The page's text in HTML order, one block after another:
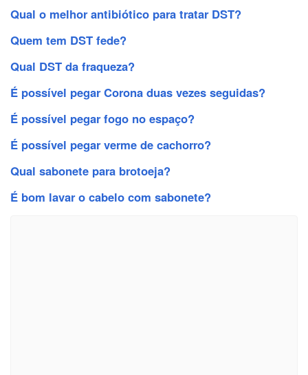
Qual o melhor antibiótico para tratar DST?
Quem tem DST fede?
Qual DST da fraqueza?
É possível pegar Corona duas vezes seguidas?
É possível pegar fogo no espaço?
É possível pegar verme de cachorro?
Qual sabonete para brotoeja?
É bom lavar o cabelo com sabonete?